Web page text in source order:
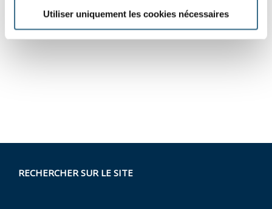
Utiliser uniquement les cookies nécessaires
RECHERCHER SUR LE SITE